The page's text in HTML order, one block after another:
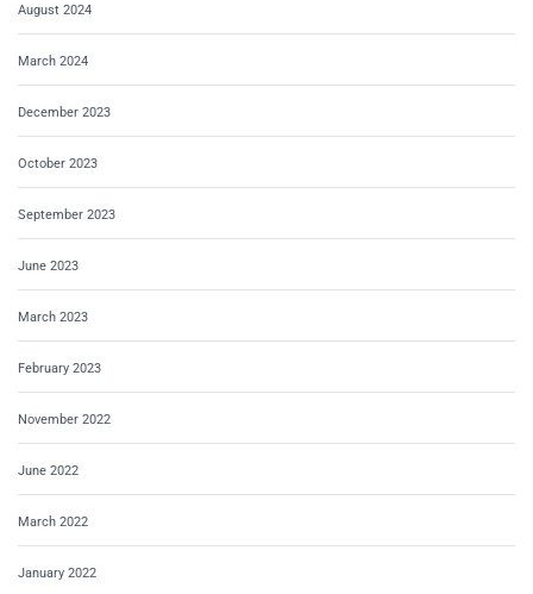
August 2024
March 2024
December 2023
October 2023
September 2023
June 2023
March 2023
February 2023
November 2022
June 2022
March 2022
January 2022